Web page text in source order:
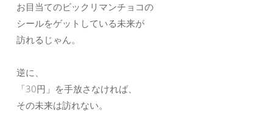
お目当てのビックリマンチョコの
シールをゲットしている未来が
訪れるじゃん。
逆に、
「30円」を手放さなければ、
その未来は訪れない。